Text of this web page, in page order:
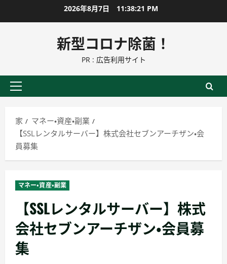
ン
に
2026年8月7日 11:38:22 PM
新型コロナ除菌！
PR : 広告利用サイト
プ
イ
マ
リ
ニ
ュ
家
マネー・資産・副業
【SSLレンタルサーバー】株式会社セブンアーチザン・会
員募集
マネー・資産・副業
【SSLレンタルサーバー】株式
会社セブンアーチザン・会員募
集